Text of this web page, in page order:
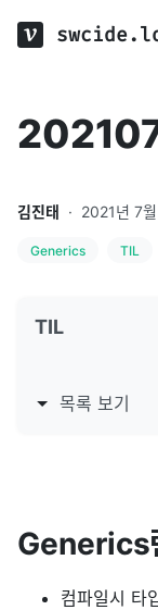
김진태 · 2021년 7
Generics TIL
TIL
목록 보기
Generics
컴파일시 타